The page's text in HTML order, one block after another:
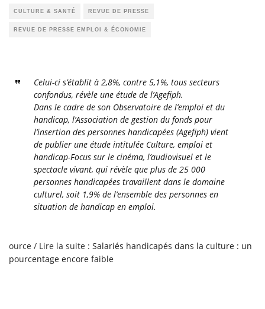
CULTURE & SANTÉ REVUE DE PRESSE
REVUE DE PRESSE EMPLOI & ÉCONOMIE
Celui-ci s’établit à 2,8%, contre 5,1%, tous secteurs
confondus, révèle une étude de l’Agefiph.
Dans le cadre de son Observatoire de l’emploi et du
handicap, l’Association de gestion du fonds pour
l’insertion des personnes handicapées (Agefiph) vient
de publier une étude intitulée Culture, emploi et
handicap-Focus sur le cinéma, l’audiovisuel et le
spectacle vivant, qui révèle que plus de 25 000
personnes handicapées travaillent dans le domaine
culturel, soit 1,9% de l’ensemble des personnes en
situation de handicap en emploi.
ource / Lire la suite : Salariés handicapés dans la culture : un
pourcentage encore faible